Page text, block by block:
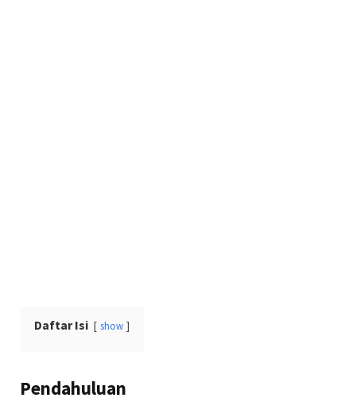
Daftar Isi show
Pendahuluan